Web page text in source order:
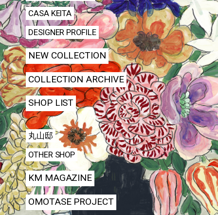
CASA KEITA
DESIGNER PROFILE
NEW COLLECTION
COLLECTION ARCHIVE
SHOP LIST
丸山邸
OTHER SHOP
KM MAGAZINE
OMOTASE PROJECT